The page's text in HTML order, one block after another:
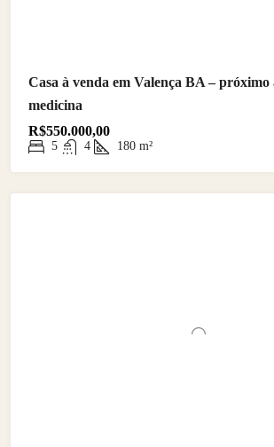
Casa à venda em Valença BA – próximo
medicina
R$550.000,00
5 4 180 m²